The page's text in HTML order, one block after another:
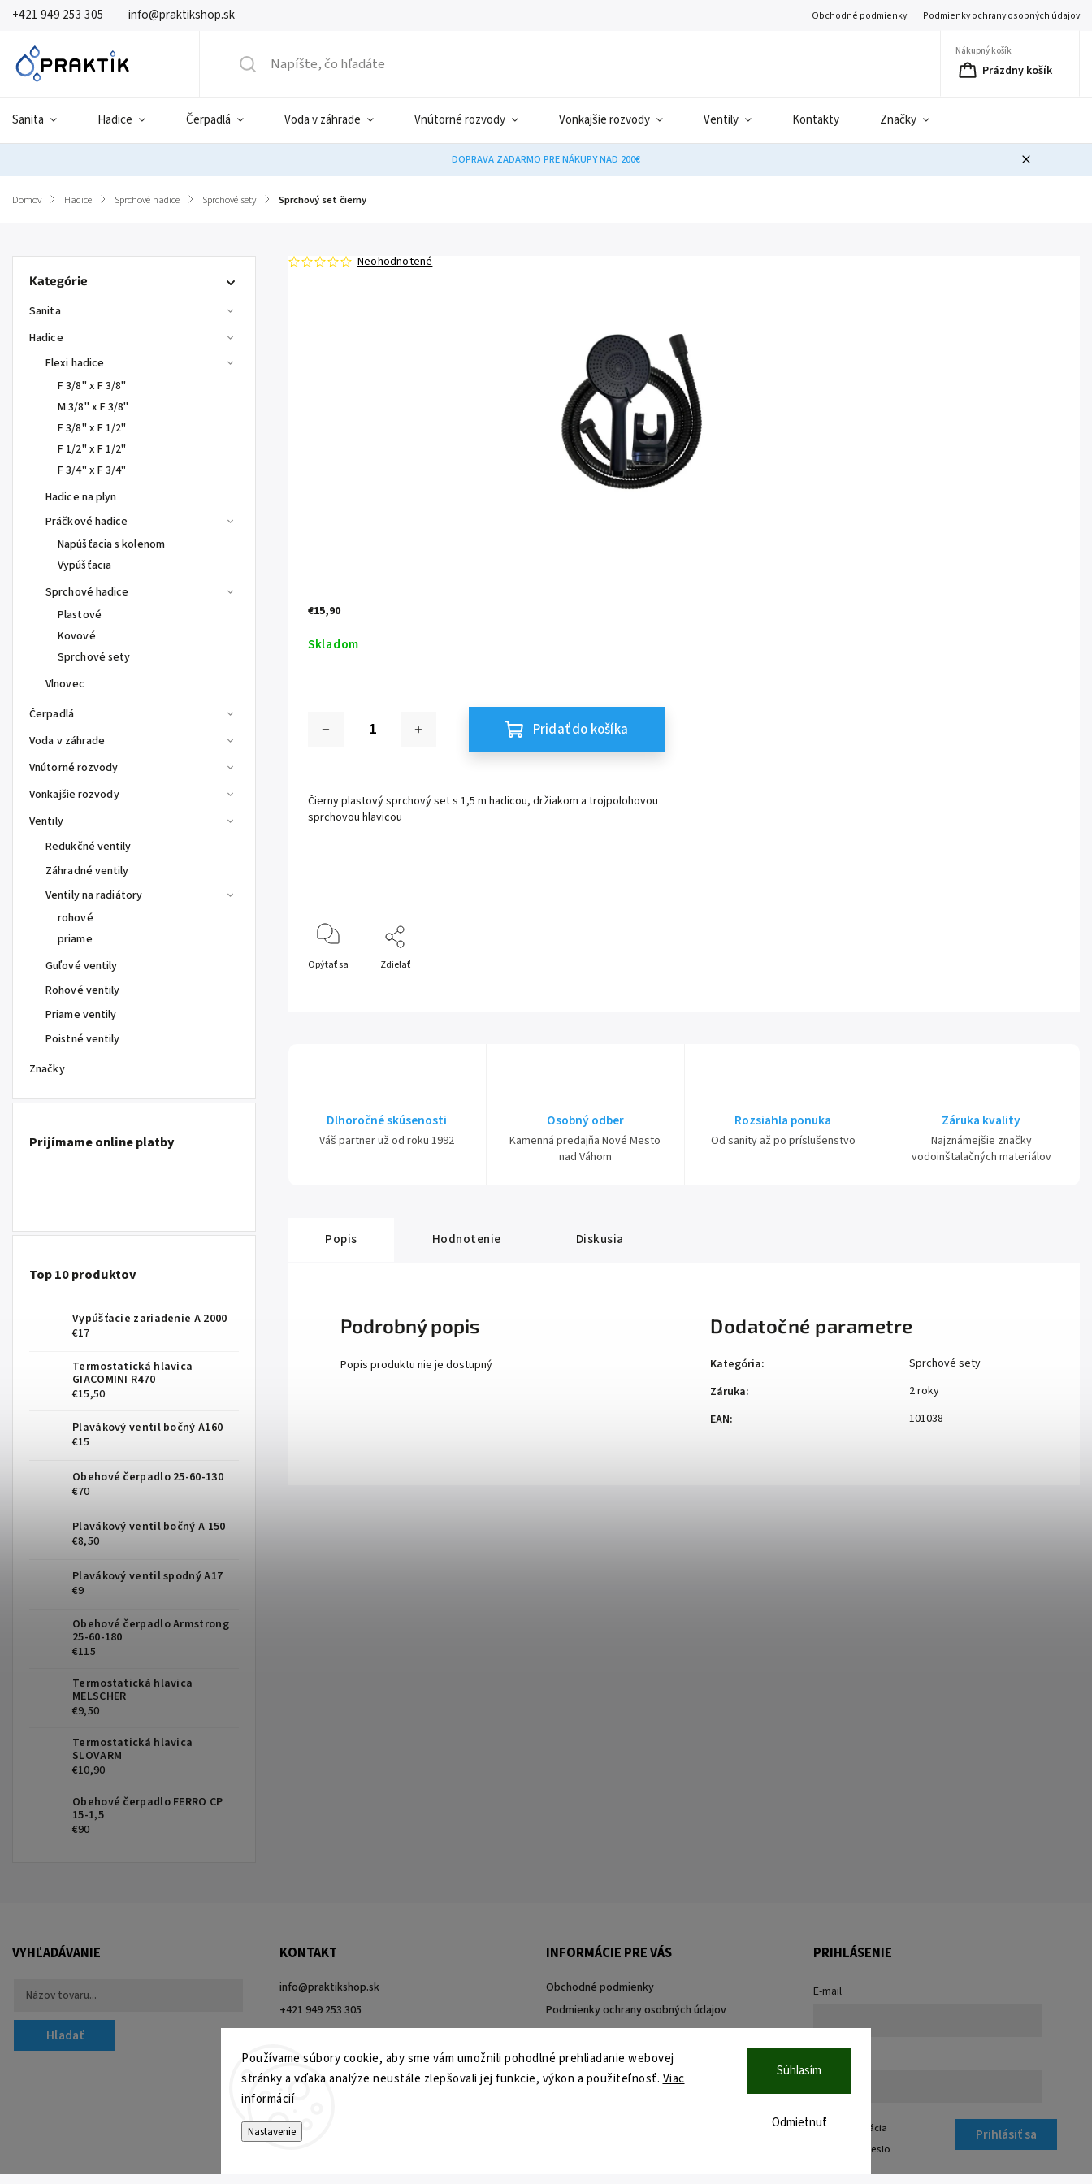
Používame súbory cookie, aby sme vám umožnili pohodlné prehliadanie webovej
stránky a vďaka analýze neustále zlepšovali jej funkcie, výkon a použiteľnosť. Viac
informácií
Nastavenie
Odmietnuť
Súhlasím
+421 949 253 305 info@praktikshop.sk Obchodné podmienky Podmienky ochrany osobných údajov
Nákupný košík
Prázdny košík
Sanita Hadice Čerpadlá Voda v záhrade Vnútorné rozvody Vonkajšie rozvody Ventily Kontakty Značky
DOPRAVA ZADARMO PRE NÁKUPY NAD 200€
Domov / Hadice / Sprchové hadice / Sprchové sety / Sprchový set čierny
Kategórie
Sanita
Hadice
Flexi hadice
F 3/8" x F 3/8"
M 3/8" x F 3/8"
F 3/8" x F 1/2"
F 1/2" x F 1/2"
F 3/4" x F 3/4"
Hadice na plyn
Práčkové hadice
Napúšťacia s kolenom
Vypúšťacia
Sprchové hadice
Plastové
Kovové
Sprchové sety
Vlnovec
Čerpadlá
Voda v záhrade
Vnútorné rozvody
Vonkajšie rozvody
Ventily
Redukčné ventily
Záhradné ventily
Ventily na radiátory
rohové
priame
Guľové ventily
Rohové ventily
Priame ventily
Poistné ventily
Značky
Prijímame online platby
Top 10 produktov
Vypúšťacie zariadenie A 2000
€17
Termostatická hlavica
GIACOMINI R470
€15,50
Plavákový ventil bočný A160
€15
Obehové čerpadlo 25-60-130
€70
Plavákový ventil bočný A 150
€8,50
Plavákový ventil spodný A17
€9
Obehové čerpadlo Armstrong
25-60-180
€115
Termostatická hlavica
MELSCHER
€9,50
Termostatická hlavica
SLOVARM
€10,90
Obehové čerpadlo FERRO CP
15-1,5
€90
Neohodnotené
€15,90
Skladom
Pridať do košíka
Čierny plastový sprchový set s 1,5 m hadicou, držiakom a trojpolohovou
sprchovou hlavicou
Opýtať sa Zdieľať
Dlhoročné skúsenosti
Váš partner už od roku 1992
Osobný odber
Kamenná predajňa Nové Mesto
nad Váhom
Rozsiahla ponuka
Od sanity až po príslušenstvo
Záruka kvality
Najznámejšie značky
vodoinštalačných materiálov
Popis Hodnotenie Diskusia
Podrobný popis
Popis produktu nie je dostupný
Dodatočné parametre
Kategória:
Sprchové sety
Záruka:
2 roky
EAN: 101038
VYHĽADÁVANIE
Hľadať
KONTAKT
info@praktikshop.sk
+421 949 253 305
INFORMÁCIE PRE VÁS
Obchodné podmienky
Podmienky ochrany osobných údajov
PRIHLÁSENIE
E-mail
Prihlásiť sa
Nová registrácia
Zabudnuté heslo